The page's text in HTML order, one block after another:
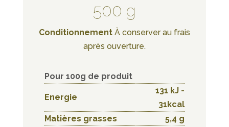
500 g
Conditionnement À conserver au frais
après ouverture.
Pour 100g de produit
Energie
131 kJ -
31kcal
Matières grasses
5,4 g